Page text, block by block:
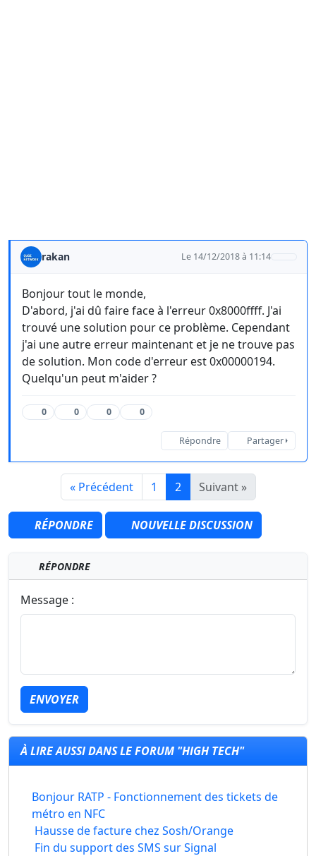
rakan Le 14/12/2018 à 11:14
Bonjour tout le monde,
D'abord, j'ai dû faire face à l'erreur 0x8000ffff. J'ai
trouvé une solution pour ce problème. Cependant
j'ai une autre erreur maintenant et je ne trouve pas
de solution. Mon code d'erreur est 0x00000194.
Quelqu'un peut m'aider ?
0 0 0 0
Répondre Partager
« Précédent 1 2 Suivant »
RÉPONDRE NOUVELLE DISCUSSION
RÉPONDRE
Message :
ENVOYER
À LIRE AUSSI DANS LE FORUM "HIGH TECH"
Bonjour RATP - Fonctionnement des tickets de
métro en NFC
Hausse de facture chez Sosh/Orange
Fin du support des SMS sur Signal